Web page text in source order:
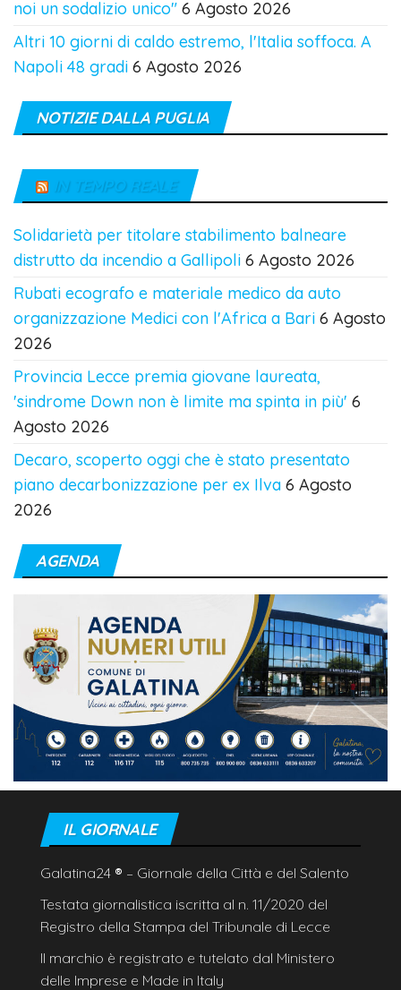
noi un sodalizio unico" 6 Agosto 2026
Altri 10 giorni di caldo estremo, l'Italia soffoca. A
Napoli 48 gradi 6 Agosto 2026
NOTIZIE DALLA PUGLIA
IN TEMPO REALE
Solidarietà per titolare stabilimento balneare
distrutto da incendio a Gallipoli 6 Agosto 2026
Rubati ecografo e materiale medico da auto
organizzazione Medici con l'Africa a Bari 6 Agosto
2026
Provincia Lecce premia giovane laureata,
'sindrome Down non è limite ma spinta in più' 6
Agosto 2026
Decaro, scoperto oggi che è stato presentato
piano decarbonizzazione per ex Ilva 6 Agosto
2026
AGENDA
IL GIORNALE
Galatina24 ® – Giornale della Città e del Salento
Testata giornalistica iscritta al n. 11/2020 del
Registro della Stampa del Tribunale di Lecce
Il marchio è registrato e tutelato dal Ministero
delle Imprese e Made in Italy